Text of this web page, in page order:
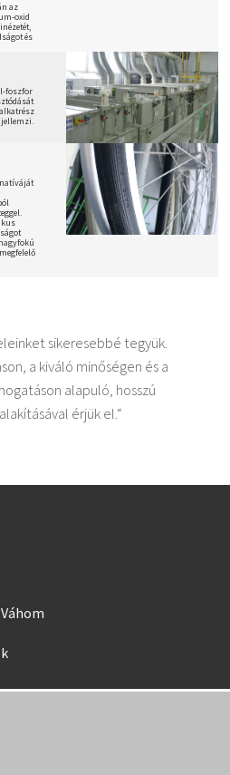
az
oxid
és
foszfor
jellemzi.
sikeresebbé tegyük.
a kiváló minőségen és a
alapuló, hosszú
érjük el.“